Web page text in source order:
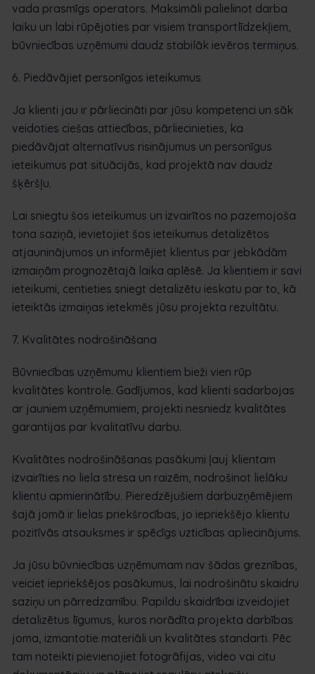
vada prasmīgs operators. Maksimāli palielinot darba
laiku un labi rūpējoties par visiem transportlīdzekļiem,
būvniecības uzņēmumi daudz stabilāk ievēros termiņus.
6. Piedāvājiet personīgos ieteikumus
Ja klienti jau ir pārliecināti par jūsu kompetenci un sāk
veidoties ciešas attiecības, pārliecinieties, ka
piedāvājat alternatīvus risinājumus un personīgus
ieteikumus pat situācijās, kad projektā nav daudz
šķēršļu.
Lai sniegtu šos ieteikumus un izvairītos no pazemojoša
tona saziņā, ievietojiet šos ieteikumus detalizētos
atjauninājumos un informējiet klientus par jebkādām
izmaiņām prognozētajā laika aplēsē. Ja klientiem ir savi
ieteikumi, centieties sniegt detalizētu ieskatu par to, kā
ieteiktās izmaiņas ietekmēs jūsu projekta rezultātu.
7. Kvalitātes nodrošināšana
Būvniecības uzņēmumu klientiem bieži vien rūp
kvalitātes kontrole. Gadījumos, kad klienti sadarbojas
ar jauniem uzņēmumiem, projekti nesniedz kvalitātes
garantijas par kvalitatīvu darbu.
Kvalitātes nodrošināšanas pasākumi ļauj klientam
izvairīties no liela stresa un raizēm, nodrošinot lielāku
klientu apmierinātību. Pieredzējušiem darbuzņēmējiem
šajā jomā ir lielas priekšrocības, jo iepriekšējo klientu
pozitīvās atsauksmes ir spēcīgs uzticības apliecinājums.
Ja jūsu būvniecības uzņēmumam nav šādas greznības,
veiciet iepriekšējos pasākumus, lai nodrošinātu skaidru
saziņu un pārredzamību. Papildu skaidrībai izveidojiet
detalizētus līgumus, kuros norādīta projekta darbības
joma, izmantotie materiāli un kvalitātes standarti. Pēc
tam noteikti pievienojiet fotogrāfijas, video vai citu